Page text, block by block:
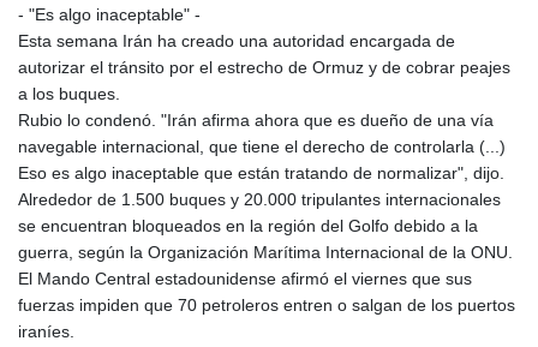
1999.741972
MXN 19.840834
MZN 73.723223
NAD 18.810866
NGN
1571.940531
NIO 42.439425
NOK 11.010746
NPR 175.605964
NZD 1.962366
- "Es algo inaceptable" -
Esta semana Irán ha creado una autoridad encargada de
autorizar el tránsito por el estrecho de Ormuz y de cobrar peajes
a los buques.
Rubio lo condenó. "Irán afirma ahora que es dueño de una vía
navegable internacional, que tiene el derecho de controlarla (...)
Eso es algo inaceptable que están tratando de normalizar", dijo.
Alrededor de 1.500 buques y 20.000 tripulantes internacionales
se encuentran bloqueados en la región del Golfo debido a la
guerra, según la Organización Marítima Internacional de la ONU.
El Mando Central estadounidense afirmó el viernes que sus
fuerzas impiden que 70 petroleros entren o salgan de los puertos
iraníes.